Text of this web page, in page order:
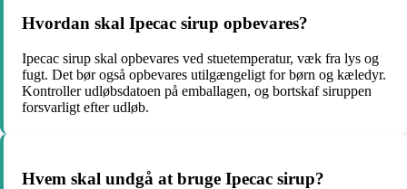
Hvordan skal Ipecac sirup opbevares?
Ipecac sirup skal opbevares ved stuetemperatur, væk fra lys og
fugt. Det bør også opbevares utilgængeligt for børn og kæledyr.
Kontroller udløbsdatoen på emballagen, og bortskaf siruppen
forsvarligt efter udløb.
Hvem skal undgå at bruge Ipecac sirup?